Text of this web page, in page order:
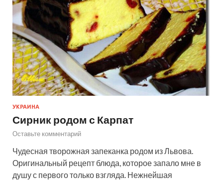
УКРАИНА
Сирник родом с Карпат
Оставьте комментарий
Чудесная творожная запеканка родом из Львова.
Оригинальный рецепт блюда, которое запало мне в
душу с первого только взгляда. Нежнейшая